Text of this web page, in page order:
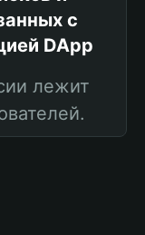
с
DApp
лежит